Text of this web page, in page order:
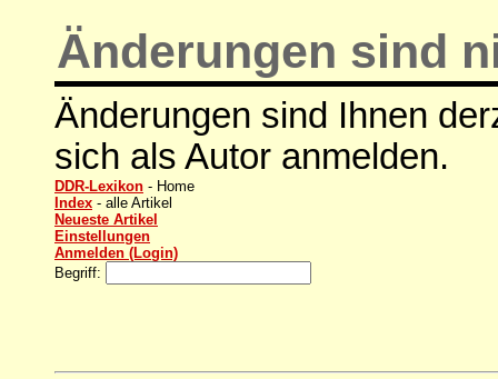
Änderungen sind
Änderungen sind Ihnen
sich als Autor anmelden.
DDR-Lexikon - Home
Index - alle Artikel
Neueste Artikel
Einstellungen
Anmelden (Login)
Begriff: